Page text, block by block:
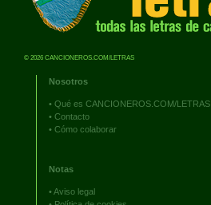
© 2026 CANCIONEROS.COM/LETRAS
Nosotros
• Qué es CANCIONEROS.COM/LETRAS
• Contacto
• Cómo colaborar
Notas
•Aviso legal